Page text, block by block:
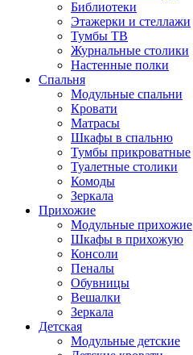
Библиотеки
Этажерки и стеллажи
Тумбы ТВ
Журнальные столики
Настенные полки
Спальня
Модульные спальни
Кровати
Матрасы
Шкафы в спальню
Тумбы прикроватные
Туалетные столики
Комоды
Зеркала
Прихожие
Модульные прихожие
Шкафы в прихожую
Консоли
Пеналы
Обувницы
Вешалки
Зеркала
Детская
Модульные детские